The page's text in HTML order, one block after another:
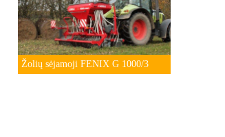
Žolių sėjamoji FENIX G 1000/3